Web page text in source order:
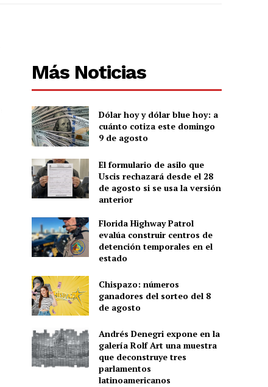
Más Noticias
Dólar hoy y dólar blue hoy: a
cuánto cotiza este domingo
9 de agosto
El formulario de asilo que
Uscis rechazará desde el 28
de agosto si se usa la versión
anterior
Florida Highway Patrol
evalúa construir centros de
detención temporales en el
estado
Chispazo: números
ganadores del sorteo del 8
de agosto
Andrés Denegri expone en la
galería Rolf Art una muestra
que deconstruye tres
parlamentos
latinoamericanos